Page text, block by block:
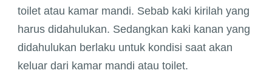
toilet atau kamar mandi. Sebab kaki kirilah yang
harus didahulukan. Sedangkan kaki kanan yang
didahulukan berlaku untuk kondisi saat akan
keluar dari kamar mandi atau toilet.